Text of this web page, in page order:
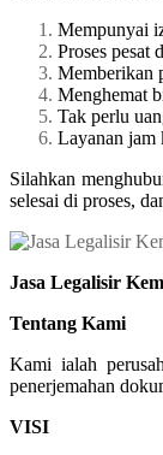
Mempunyai
Proses pesat
Memberikan
Menghemat
Tak perlu
Layanan jam
Silahkan
selesai di proses,
Jasa Legalisir
Tentang Kami
Kami ialah
penerjemahan
VISI